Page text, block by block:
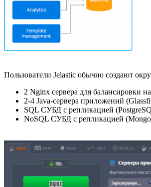
Пользователи Jelastic обычно создают
2 Nginx сервера для балансировки
2-4 Java-сервера приложений
SQL СУБД с репликацией
NoSQL СУБД с репликацией